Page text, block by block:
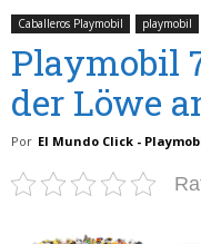
Caballeros Playmobil playmobil
Playmobil
der Löwe
Por El Mundo Click -